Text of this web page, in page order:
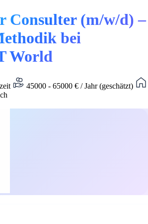
Consulter (m/w/d) –
bei
World
45000 - 65000 € / Jahr (geschätzt)